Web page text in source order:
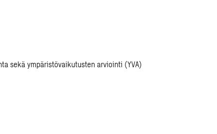
sekä ympäristövaikutusten arviointi (YVA)